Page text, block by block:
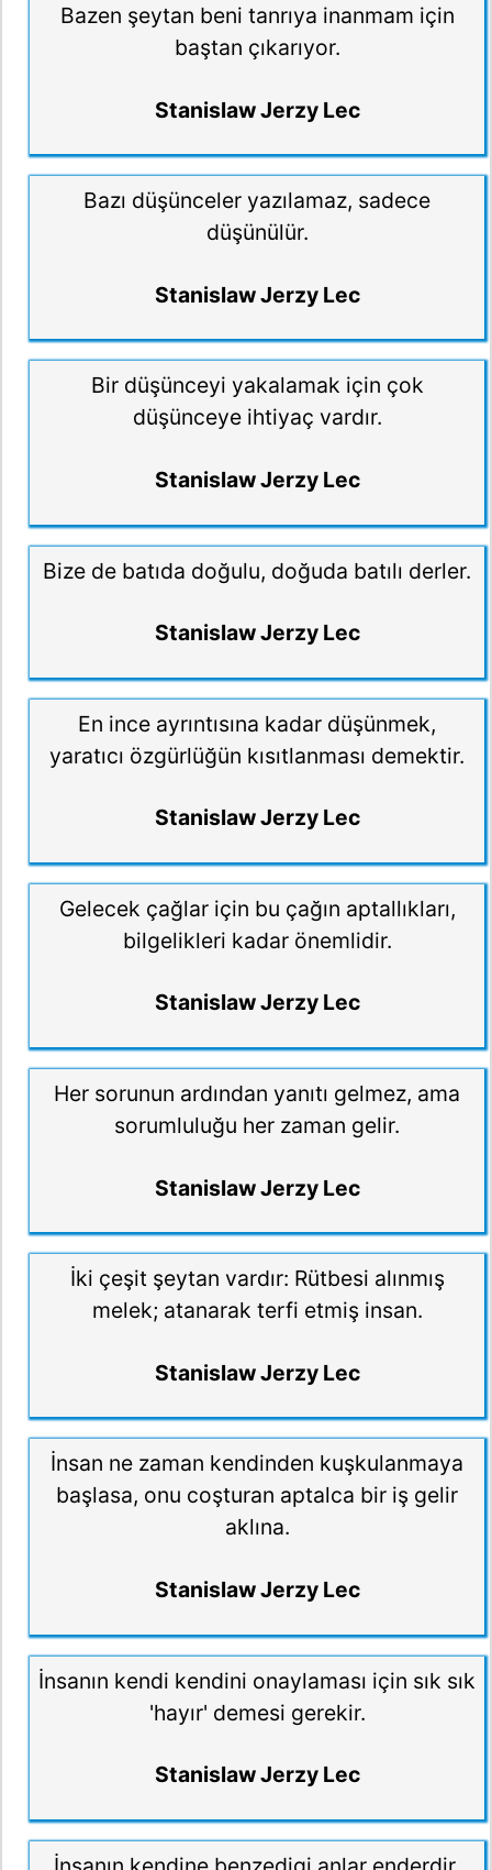
Bazen şeytan beni tanrıya inanmam için
baştan çıkarıyor.
Stanislaw Jerzy Lec
Bazı düşünceler yazılamaz, sadece
düşünülür.
Stanislaw Jerzy Lec
Bir düşünceyi yakalamak için çok
düşünceye ihtiyaç vardır.
Stanislaw Jerzy Lec
Bize de batıda doğulu, doğuda batılı derler.
Stanislaw Jerzy Lec
En ince ayrıntısına kadar düşünmek,
yaratıcı özgürlüğün kısıtlanması demektir.
Stanislaw Jerzy Lec
Gelecek çağlar için bu çağın aptallıkları,
bilgelikleri kadar önemlidir.
Stanislaw Jerzy Lec
Her sorunun ardından yanıtı gelmez, ama
sorumluluğu her zaman gelir.
Stanislaw Jerzy Lec
İki çeşit şeytan vardır: Rütbesi alınmış
melek; atanarak terfi etmiş insan.
Stanislaw Jerzy Lec
İnsan ne zaman kendinden kuşkulanmaya
başlasa, onu coşturan aptalca bir iş gelir
aklına.
Stanislaw Jerzy Lec
İnsanın kendi kendini onaylaması için sık sık
'hayır' demesi gerekir.
Stanislaw Jerzy Lec